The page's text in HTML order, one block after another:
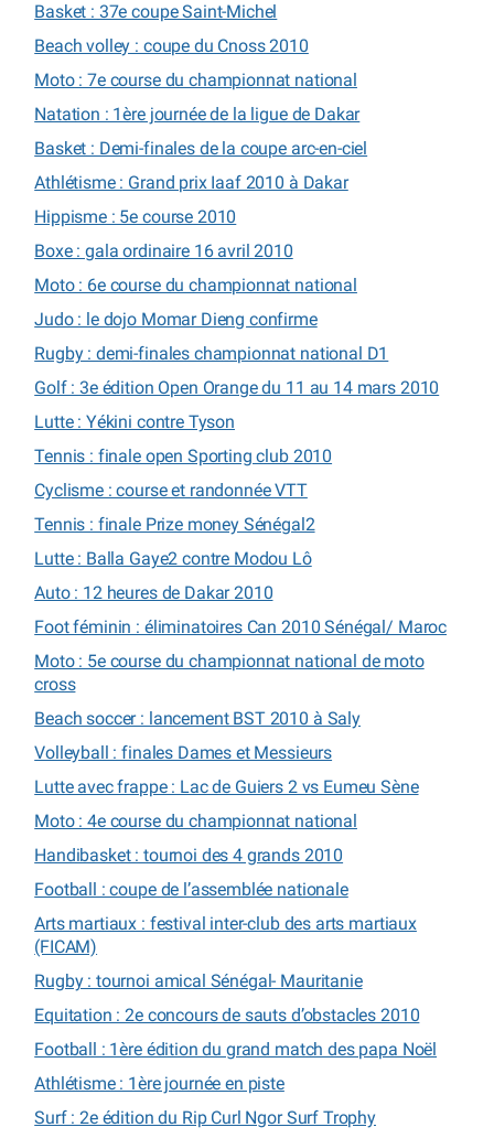
Basket : 37e coupe Saint-Michel
Beach volley : coupe du Cnoss 2010
Moto : 7e course du championnat national
Natation : 1ère journée de la ligue de Dakar
Basket : Demi-finales de la coupe arc-en-ciel
Athlétisme : Grand prix Iaaf 2010 à Dakar
Hippisme : 5e course 2010
Boxe : gala ordinaire 16 avril 2010
Moto : 6e course du championnat national
Judo : le dojo Momar Dieng confirme
Rugby : demi-finales championnat national D1
Golf : 3e édition Open Orange du 11 au 14 mars 2010
Lutte : Yékini contre Tyson
Tennis : finale open Sporting club 2010
Cyclisme : course et randonnée VTT
Tennis : finale Prize money Sénégal2
Lutte : Balla Gaye2 contre Modou Lô
Auto : 12 heures de Dakar 2010
Foot féminin : éliminatoires Can 2010 Sénégal/ Maroc
Moto : 5e course du championnat national de moto
cross
Beach soccer : lancement BST 2010 à Saly
Volleyball : finales Dames et Messieurs
Lutte avec frappe : Lac de Guiers 2 vs Eumeu Sène
Moto : 4e course du championnat national
Handibasket : tournoi des 4 grands 2010
Football : coupe de l’assemblée nationale
Arts martiaux : festival inter-club des arts martiaux
(FICAM)
Rugby : tournoi amical Sénégal- Mauritanie
Equitation : 2e concours de sauts d’obstacles 2010
Football : 1ère édition du grand match des papa Noël
Athlétisme : 1ère journée en piste
Surf : 2e édition du Rip Curl Ngor Surf Trophy